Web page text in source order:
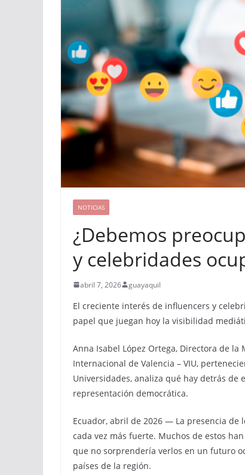
NOTICIAS
¿Debemos
y celebridades
abril 7, 2026 guayaquil
El creciente interés de influencers y
papel que juegan hoy la visibilidad
Anna Isabel López Ortega, Directora de
Internacional de Valencia – VIU,
Universidades, analiza qué hay detrás de
representación democrática.
Ecuador, abril de 2026 — La presencia
cada vez más fuerte. Muchos de estos
que no sorprendería verlos en un futuro
países de la región.